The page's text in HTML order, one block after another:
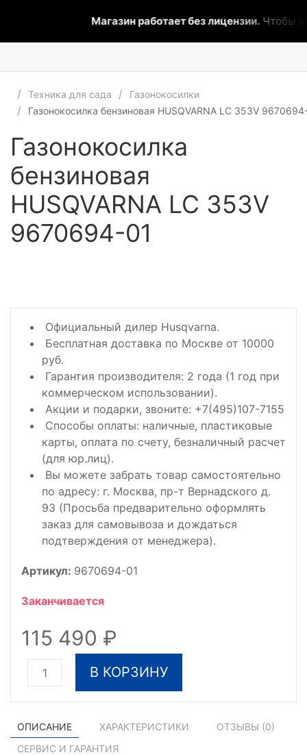
Магазин работает без лицензии.Чтобы
Техника для сада
Газонокосилки
Газонокосилка бензиновая HUSQVARNA LC 353V
Газонокосилка
бензиновая
HUSQVARNA LC 353V
9670694-01
Официальный дилер Husqvarna.
Бесплатная доставка по Москве от 10000
руб.
Гарантия производителя: 2 года (1 год при
коммерческом использовании).
Акции и подарки, звоните: +7(495)107-7155
Способы оплаты: наличные, пластиковые
карты, оплата по счету, безналичный расчет
(для юр.лиц).
Вы можете забрать товар самостоятельно
по адресу: г. Москва, пр-т Вернадского д.
93 (Просьба предварительно оформлять
заказ для самовывоза и дождаться
подтверждения от менеджера).
Артикул: 9670694-01
Заканчивается
115 490
В КОРЗИНУ
ОПИСАНИЕ ХАРАКТЕРИСТИКИ ОТЗЫВЫ (0)
СЕРВИС И ГАРАНТИЯ